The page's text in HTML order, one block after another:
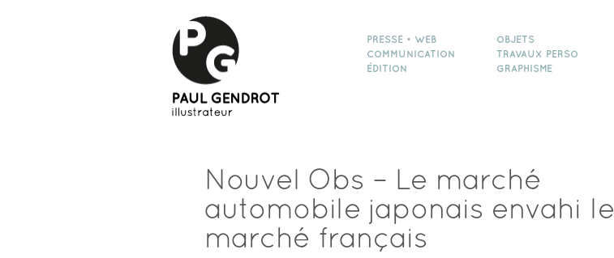
PRESSE • WEB
COMMUNICATION
ÉDITION
OBJETS
TRAVAUX PERSO
GRAPHISME
Nouvel Obs – Le marché
automobile japonais envahi le
marché français